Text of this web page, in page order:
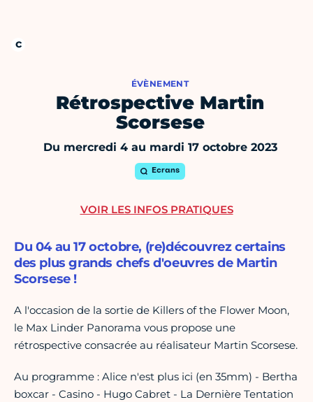
ÉVÈNEMENT
Rétrospective Martin
Scorsese
Du mercredi 4 au mardi 17 octobre 2023
Ecrans
Du 04 au 17 octobre, (re)découvrez certains
des plus grands chefs d'oeuvres de Martin
Scorsese !
A l'occasion de la sortie de Killers of the Flower Moon,
le Max Linder Panorama vous propose une
rétrospective consacrée au réalisateur Martin Scorsese.
Au programme : Alice n'est plus ici (en 35mm) - Bertha
boxcar - Casino - Hugo Cabret - La Dernière Tentation
VOIR LES INFOS PRATIQUES